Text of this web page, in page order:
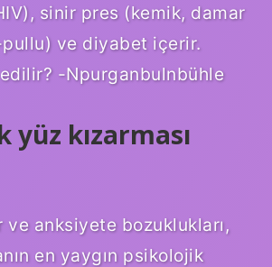
sinir pres (kemik, damar
ve diyabet içerir.
-Npurganbulnbühle
yüz kızarması
ve anksiyete bozuklukları,
en yaygın psikolojik